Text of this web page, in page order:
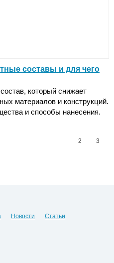
составы и для чего
который снижает
материалов и конструкций.
и способы нанесения.
2 3
Новости Статьи